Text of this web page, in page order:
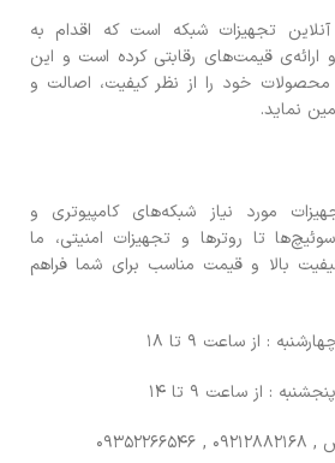
تجهیزات شبکه است که اقدام به
قیمت‌های رقابتی کرده است و این
محصولات خود را از نظر کیفیت، اصالت و
نماید.
مورد نیاز شبکه‌های کامپیوتری و
تا روترها و تجهیزات امنیتی، ما
بالا و قیمت مناسب برای شما فراهم
: از ساعت 9 تا 18
: از ساعت 9 تا 14
, 09212882168 , 09352266546